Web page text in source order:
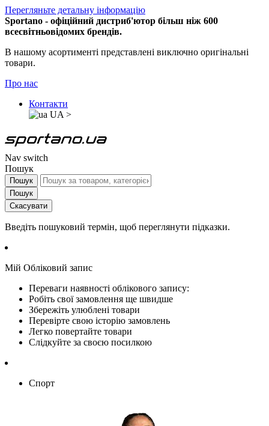
Перегляньте детальну інформацію
Sportano - офіційний дистриб'ютор більш ніж 600
всесвітньовідомих брендів.
В нашому асортименті представлені виключно оригінальні
товари.
Про нас
Контакти
UA >
Nav switch
Пошук
Пошук
Пошук
Скасувати
Введіть пошуковий термін, щоб переглянути підказки.
Мій Обліковий запис
Переваги наявності облікового запису:
Робіть свої замовлення ще швидше
Збережіть улюблені товари
Перевірте свою історію замовлень
Легко повертайте товари
Слідкуйте за своєю посилкою
Спорт